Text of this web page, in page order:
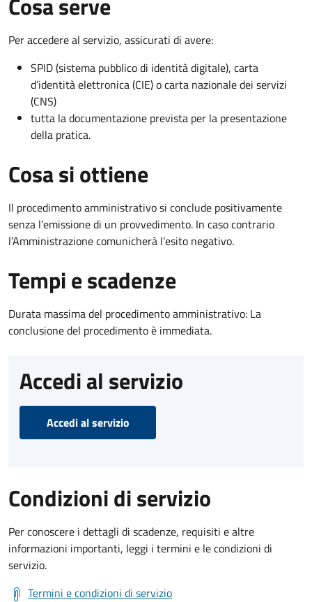
Per accedere al servizio, assicurati di avere:
SPID (sistema pubblico di identità digitale), carta
d’identità elettronica (CIE) o carta nazionale dei servizi
(CNS)
tutta la documentazione prevista per la presentazione
della pratica.
Cosa si ottiene
Il procedimento amministrativo si conclude positivamente
senza l’emissione di un provvedimento. In caso contrario
l’Amministrazione comunicherà l’esito negativo.
Tempi e scadenze
Durata massima del procedimento amministrativo: La
conclusione del procedimento è immediata.
Accedi al servizio
Accedi al servizio
Condizioni di servizio
Per conoscere i dettagli di scadenze, requisiti e altre
informazioni importanti, leggi i termini e le condizioni di
servizio.
Termini e condizioni di servizio